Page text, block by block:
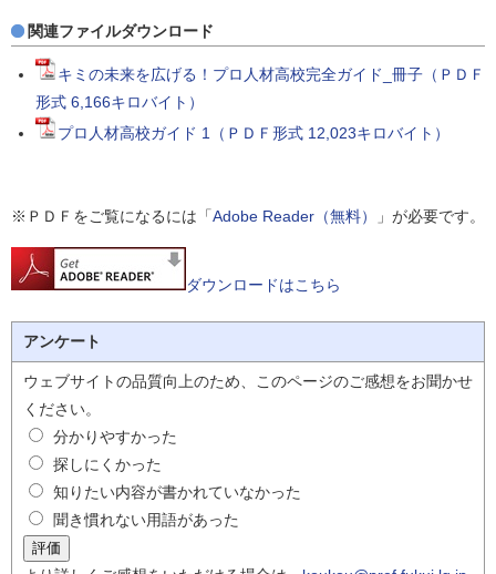
関連ファイルダウンロード
キミの未来を広げる！プロ人材高校完全ガイド_冊子（ＰＤＦ
形式 6,166キロバイト）
プロ人材高校ガイド 1（ＰＤＦ形式 12,023キロバイト）
※ＰＤＦをご覧になるには「Adobe Reader（無料） 」が必要です。
ダウンロードはこちら
アンケート
ウェブサイトの品質向上のため、このページのご感想をお聞かせ
ください。
分かりやすかった
探しにくかった
知りたい内容が書かれていなかった
聞き慣れない用語があった